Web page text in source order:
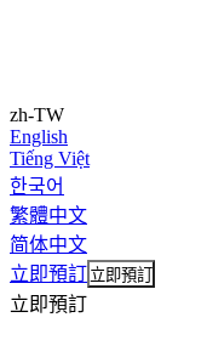
zh-TW
English
Tiếng Việt
한국어
繁體中文
简体中文
立即預訂 立即預訂
立即預訂